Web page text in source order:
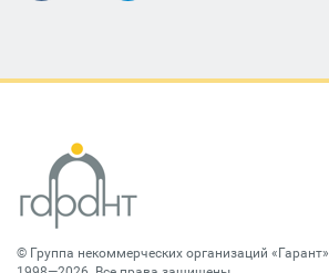
© Группа некоммерческих организаций «Гарант»